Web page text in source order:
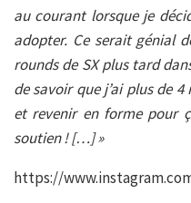
au courant lorsque je
adopter. Ce serait génial
rounds de SX plus tard
de savoir que j’ai plus de
et revenir en forme pour
soutien ! […] »
https://